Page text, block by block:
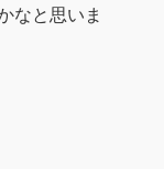
なと思いま